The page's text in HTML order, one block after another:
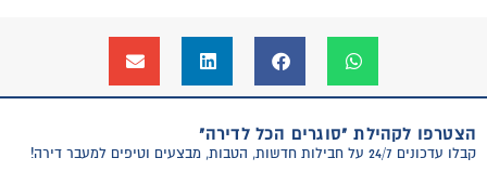
הצטרפו לקהילת "סוגרים הכל לדירה"
קבלו עדכונים 24/7 על חבילות חדשות, הטבות, מבצעים וטיפים למעבר דירה!